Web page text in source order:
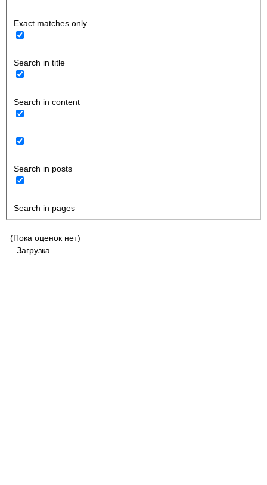
Exact matches only
Search in title
Search in content
Search in posts
Search in pages
(Пока оценок нет)
Загрузка...